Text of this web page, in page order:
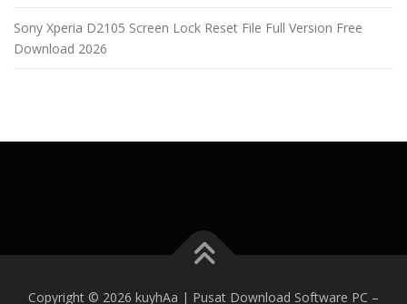
Sony Xperia D2105 Screen Lock Reset File Full Version Free
Download 2026
Copyright © 2026 kuyhAa | Pusat Download Software PC –